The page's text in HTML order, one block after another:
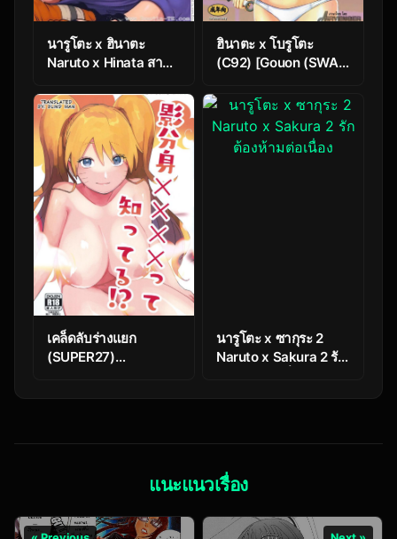
นารูโตะ x ฮินาตะ
Naruto x Hinata สามี
ฮินาตะ x โบรูโตะ
(C92) [Gouon (SWA)]
(NARUTO)
เคล็ดลับร่างแยก
(SUPER27)
นารูโตะ x ซากุระ 2
Naruto x Sakura 2 รัก
แนะแนวเรื่อง